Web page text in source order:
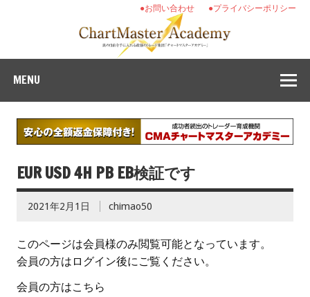
●プライバシーポリシー
●お問い合わせ
MENU
EUR USD 4H PB EB検証です
2021年2月1日 chimao50
このページは会員様のみ閲覧可能となっています。
会員の方はログイン後にご覧ください。
会員の方はこちら